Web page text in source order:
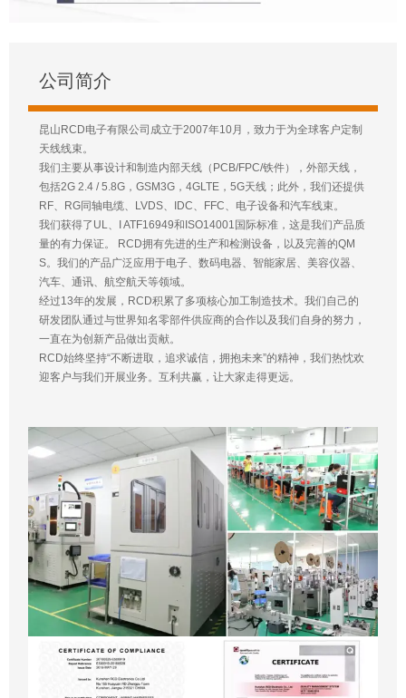
公司简介
昆山RCD电子有限公司成立于2007年10月，致力于为全球客户定制
天线线束。
我们主要从事设计和制造内部天线（PCB/FPC/铁件），外部天线，
包括2G 2.4 / 5.8G，GSM3G，4GLTE，5G天线；此外，我们还提供
RF、RG同轴电缆、LVDS、IDC、FFC、电子设备和汽车线束。
我们获得了UL、I ATF16949和ISO14001国际标准，这是我们产品质
量的有力保证。 RCD拥有先进的生产和检测设备，以及完善的QM
S。我们的产品广泛应用于电子、数码电器、智能家居、美容仪器、
汽车、通讯、航空航天等领域。
经过13年的发展，RCD积累了多项核心加工制造技术。我们自己的
研发团队通过与世界知名零部件供应商的合作以及我们自身的努力，
一直在为创新产品做出贡献。
RCD始终坚持“不断进取，追求诚信，拥抱未来”的精神，我们热忱欢
迎客户与我们开展业务。互利共赢，让大家走得更远。